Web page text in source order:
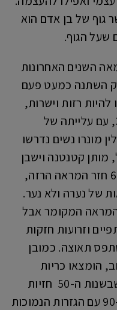
גוף של בן אדם הוא
שעל הגוף.
השנים האחרונות
השתנה כמעט פעם
נדרשו להיות רזות וישרות,
כמעט נעריות. החל משנות ה-30, עם עלייתה של
מונרו נשים נדרשו
מותן קטנטנה וישבן
שופע: כמו שעון חול. בשנות ה-60 חזר המראה הרזה,
של נערה ולא נער.
של המראה המקומר אבל
וזרועות חזקות
תאוצה. כמובן
הומצאו כריות
הכתפיים המדוברות ממש כפי שבשנות ה-50 חזיות
הפוש-אפ תפסו תאוצה. שנות ה-90 עם הגזרות הנמוכות